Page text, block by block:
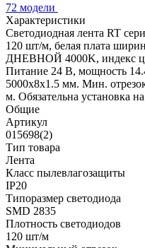
72 модели
Характеристики
Светодиодная лента RT
120 шт/м, белая плата
ДНЕВНОЙ 4000K, индекс
Питание 24 В, мощность
5000x8x1.5 мм. Мин.
м. Обязательна установка
Общие
Артикул
015698(2)
Тип товара
Лента
Класс пылевлагозащиты
IP20
Типоразмер светодиода
SMD 2835
Плотность светодиодов
120 шт/м